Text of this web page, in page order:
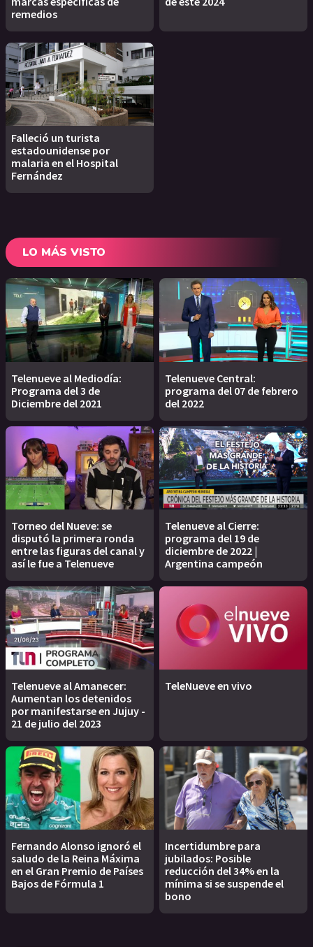
remedios
Falleció un turista
estadounidense por
malaria en el Hospital
Fernández
LO MÁS VISTO
Telenueve al Mediodía:
Programa del 3 de
Diciembre del 2021
Telenueve Central:
programa del 07 de febrero
del 2022
Torneo del Nueve: se
disputó la primera ronda
entre las figuras del canal y
así le fue a Telenueve
Telenueve al Cierre:
programa del 19 de
diciembre de 2022 |
Argentina campeón
Telenueve al Amanecer:
Aumentan los detenidos
por manifestarse en Jujuy -
21 de julio del 2023
TeleNueve en vivo
Fernando Alonso ignoró el
saludo de la Reina Máxima
en el Gran Premio de Países
Bajos de Fórmula 1
Incertidumbre para
jubilados: Posible
reducción del 34% en la
mínima si se suspende el
bono